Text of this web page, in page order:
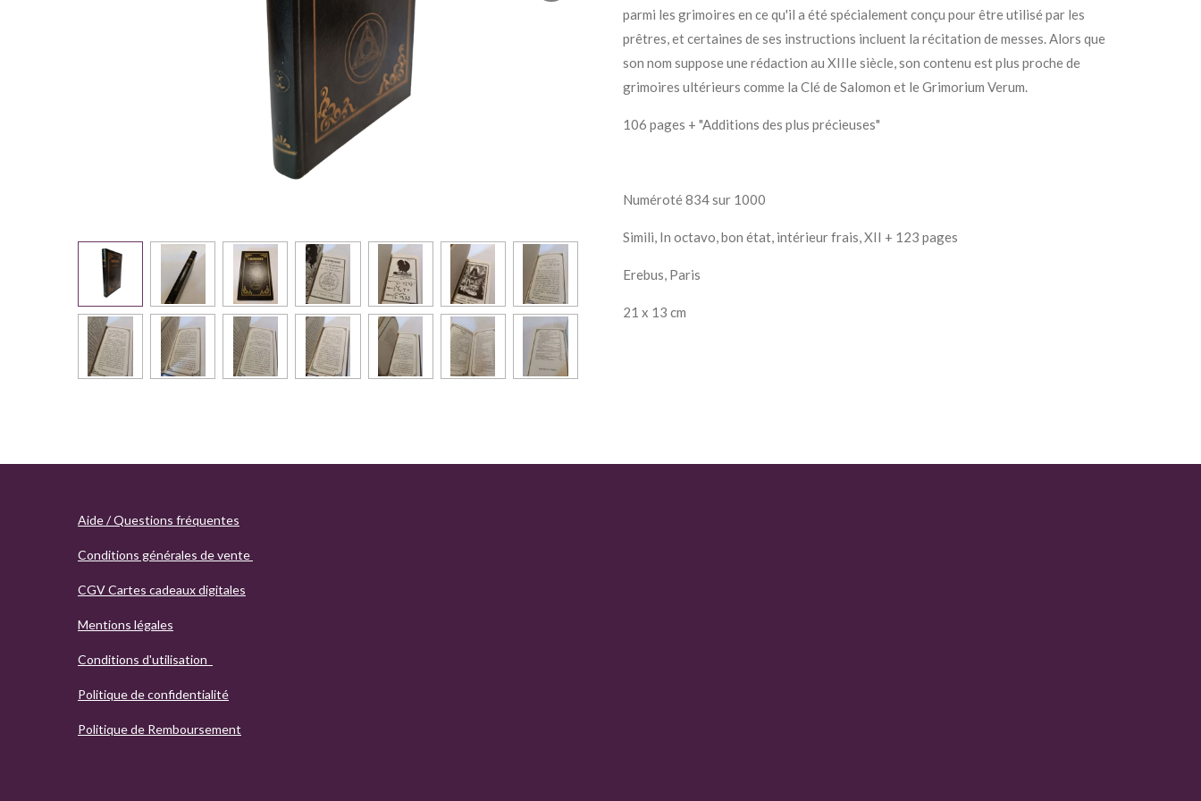
parmi les grimoires en ce qu'il a été spécialement conçu pour être utilisé par les
prêtres, et certaines de ses instructions incluent la récitation de messes. Alors que
son nom suppose une rédaction au XIIIe siècle, son contenu est plus proche de
grimoires ultérieurs comme la Clé de Salomon et le Grimorium Verum.
106 pages + "Additions des plus précieuses"
Numéroté 834 sur 1000
Simili, In octavo, bon état, intérieur frais, XII + 123 pages
Erebus, Paris
21 x 13 cm
Aide / Questions fréquentes
Conditions générales de vente
CGV Cartes cadeaux digitales
Mentions légales
Conditions d'utilisation
Politique de confidentialité
Politique de Remboursement